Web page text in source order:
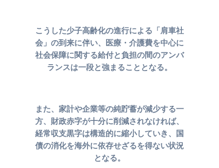
こうした少子高齢化の進行による「肩車社
会」の到来に伴い、 医療・介護費を中心に
社会保障に関する給付と負担の間のアンバ
ランスは一段と強まることとなる。
また、家計や企業等の純貯蓄が減少する一
方、財政赤字が十分に削減されなければ、
経常収支黒字は構造的に縮小していき、 国
債の消化を海外に依存せざるを得ない状況
となる。